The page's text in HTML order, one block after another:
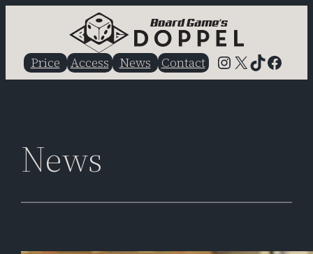
Price Access News Contact Instagram
X TikTok
News